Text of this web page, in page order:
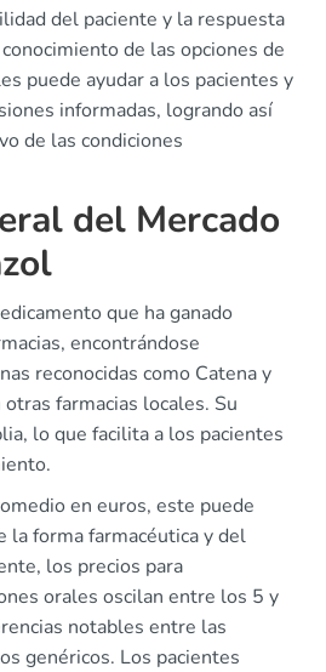
del paciente y la respuesta
de las opciones de
puede ayudar a los pacientes y
informadas, logrando así
de las condiciones
del Mercado
que ha ganado
encontrándose
reconocidas como Catena y
farmacias locales. Su
lo que facilita a los pacientes
en euros, este puede
la forma farmacéutica y del
los precios para
orales oscilan entre los 5 y
notables entre las
genéricos. Los pacientes